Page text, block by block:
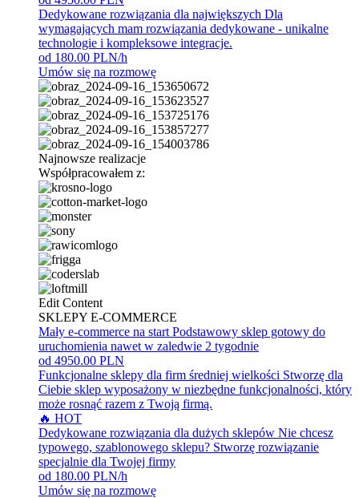
Dedykowane rozwiązania dla największych Dla
wymagających mam rozwiązania dedykowane - unikalne
technologie i kompleksowe integracje.
od 180.00 PLN/h
Umów się na rozmowę
Najnowsze realizacje
Współpracowałem z:
Edit Content
SKLEPY E-COMMERCE
Mały e-commerce na start Podstawowy sklep gotowy do
uruchomienia nawet w zaledwie 2 tygodnie
od 4950.00 PLN
Funkcjonalne sklepy dla firm średniej wielkości Stworzę dla
Ciebie sklep wyposażony w niezbędne funkcjonalności, który
może rosnąć razem z Twoją firmą.
🔥 HOT
Dedykowane rozwiązania dla dużych sklepów Nie chcesz
typowego, szablonowego sklepu? Stworzę rozwiązanie
specjalnie dla Twojej firmy
od 180.00 PLN/h
Umów się na rozmowę